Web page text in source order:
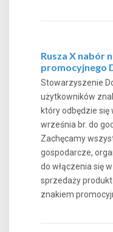
Rusza X nabór
promocyjnego
Stowarzyszenie
użytkowników
który odbędzie się
września br. do
Zachęcamy
gospodarcze,
do włączenia się
sprzedaży
znakiem